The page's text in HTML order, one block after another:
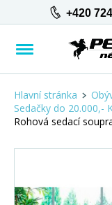
+420
Hlavní stránka
Sedačky do 20.000,-
Rohová sedací